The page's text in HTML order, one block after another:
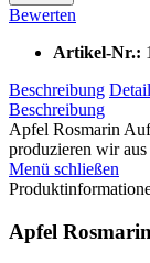
Bewerten
Artikel-Nr.:
Beschreibung
Beschreibung
Apfel Rosmarin
produzieren wir
Menü schließen
Apfel